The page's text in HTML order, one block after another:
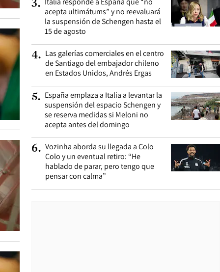
3.
acepta ultimátums” y no reevaluará
la suspensión de Schengen hasta el
15 de agosto
4. Las galerías comerciales en el centro
de Santiago del embajador chileno
en Estados Unidos, Andrés Ergas
5. España emplaza a Italia a levantar la
suspensión del espacio Schengen y
se reserva medidas si Meloni no
acepta antes del domingo
6. Vozinha aborda su llegada a Colo
Colo y un eventual retiro: “He
hablado de parar, pero tengo que
pensar con calma”